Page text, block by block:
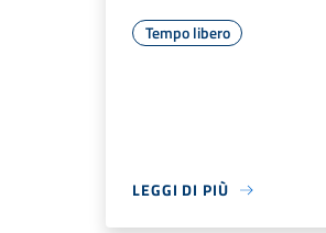
Tempo libero
LEGGI DI PIÙ